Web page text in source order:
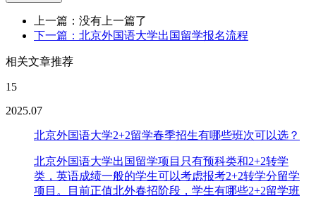
上一篇：没有上一篇了
下一篇：北京外国语大学出国留学报名流程
相关文章推荐
15
2025.07
北京外国语大学2+2留学春季招生有哪些班次可以选？
北京外国语大学出国留学项目只有预科类和2+2转学
类，英语成绩一般的学生可以考虑报考2+2转学分留学
项目。目前正值北外春招阶段，学生有哪些2+2留学班